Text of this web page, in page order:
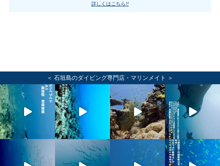
詳しくはこちら!!
＜ 石垣島のダイビング専門店・マリンメイト ＞